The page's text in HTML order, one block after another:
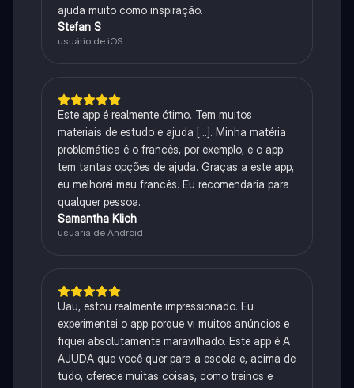
ajuda muito como inspiração.
Stefan S
usuário de iOS
Este app é realmente ótimo. Tem muitos
materiais de estudo e ajuda [...]. Minha matéria
problemática é o francês, por exemplo, e o app
tem tantas opções de ajuda. Graças a este app,
eu melhorei meu francês. Eu recomendaria para
qualquer pessoa.
Samantha Klich
usuária de Android
Uau, estou realmente impressionado. Eu
experimentei o app porque vi muitos anúncios e
fiquei absolutamente maravilhado. Este app é A
AJUDA que você quer para a escola e, acima de
tudo, oferece muitas coisas, como treinos e